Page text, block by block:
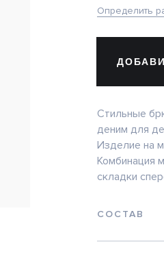
Определить
Стильные
деним для
Изделие на
Комбинация
складки
СОСТАВ